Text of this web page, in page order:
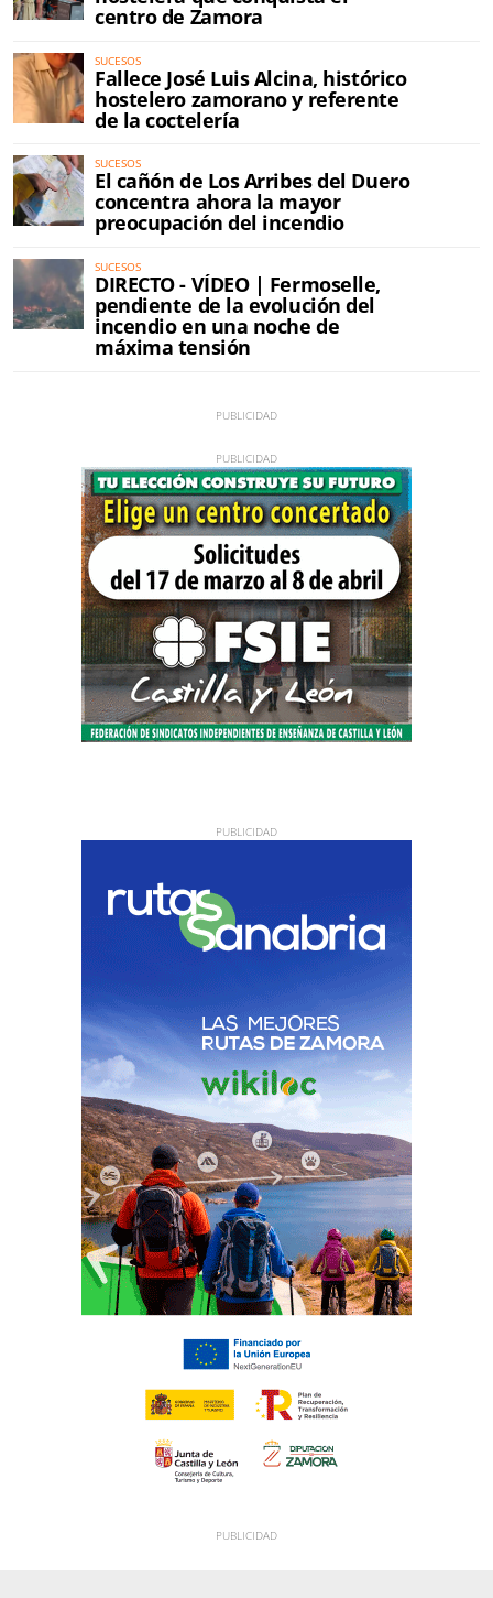
centro de Zamora
SUCESOS
Fallece José Luis Alcina, histórico
hostelero zamorano y referente
de la coctelería
SUCESOS
El cañón de Los Arribes del Duero
concentra ahora la mayor
preocupación del incendio
SUCESOS
DIRECTO - VÍDEO | Fermoselle,
pendiente de la evolución del
incendio en una noche de
máxima tensión